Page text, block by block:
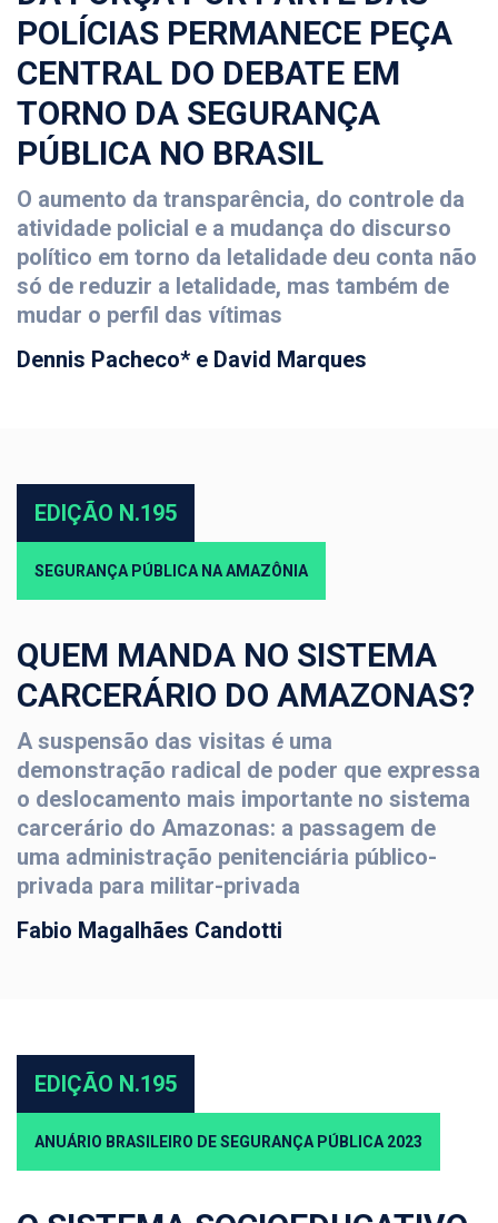
POLÍCIAS PERMANECE PEÇA
CENTRAL DO DEBATE EM
TORNO DA SEGURANÇA
PÚBLICA NO BRASIL
O aumento da transparência, do controle da
atividade policial e a mudança do discurso
político em torno da letalidade deu conta não
só de reduzir a letalidade, mas também de
mudar o perfil das vítimas
Dennis Pacheco* e David Marques
EDIÇÃO N.195
SEGURANÇA PÚBLICA NA AMAZÔNIA
QUEM MANDA NO SISTEMA
CARCERÁRIO DO AMAZONAS?
A suspensão das visitas é uma
demonstração radical de poder que expressa
o deslocamento mais importante no sistema
carcerário do Amazonas: a passagem de
uma administração penitenciária público-
privada para militar-privada
Fabio Magalhães Candotti
EDIÇÃO N.195
ANUÁRIO BRASILEIRO DE SEGURANÇA PÚBLICA 2023